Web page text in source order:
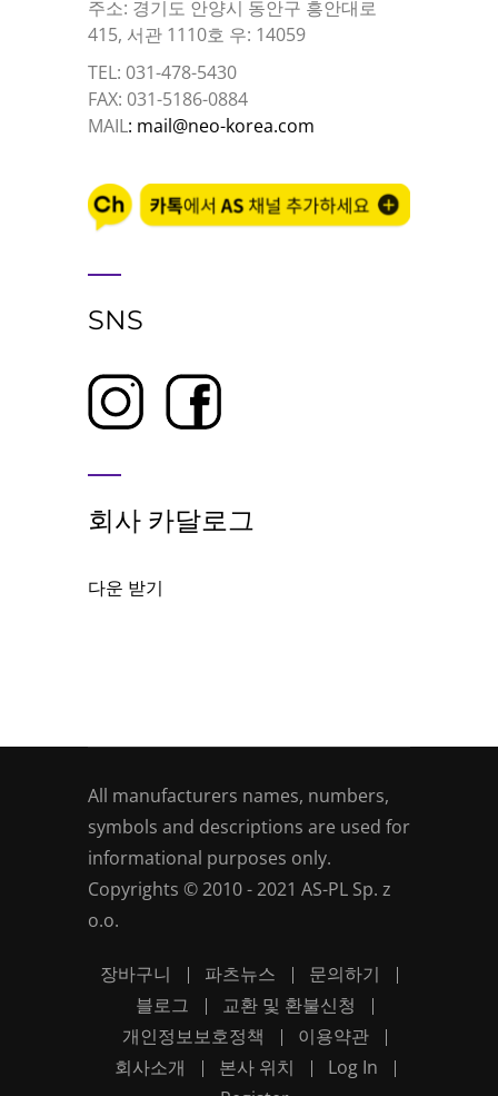
주소: 경기도 안양시 동안구 흥안대로
415, 서관 1110호 우: 14059
TEL: 031-478-5430
FAX: 031-5186-0884
MAIL: mail@neo-korea.com
SNS
회사 카달로그
다운 받기
All manufacturers names, numbers,
symbols and descriptions are used for
informational purposes only.
Copyrights © 2010 - 2021 AS-PL Sp. z
o.o.
장바구니 파츠뉴스
문의하기
블로그
교환 및 환불신청
개인정보보호정책
이용약관
회사소개
본사 위치
Log In